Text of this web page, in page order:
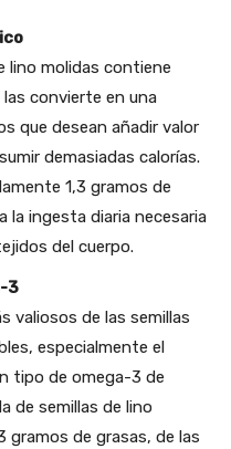
lino molidas contiene
convierte en una
que desean añadir valor
demasiadas calorías.
1,3 gramos de
la ingesta diaria necesaria
del cuerpo.
3
valiosos de las semillas
especialmente el
tipo de omega-3 de
de semillas de lino
gramos de grasas, de las